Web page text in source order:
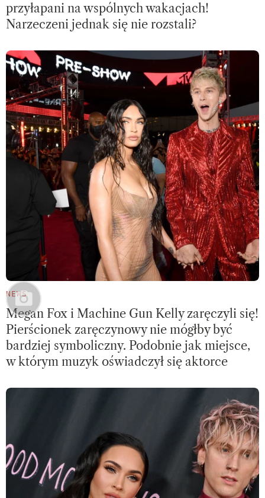
przyłapani na wspólnych wakacjach!
Narzeczeni jednak się nie rozstali?
NEWS
Megan Fox i Machine Gun Kelly zaręczyli się!
Pierścionek zaręczynowy nie mógłby być
bardziej symboliczny. Podobnie jak miejsce,
w którym muzyk oświadczył się aktorce